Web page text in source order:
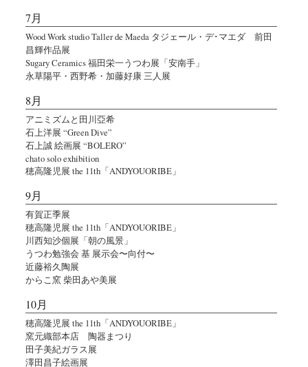
7月
Wood Work studio Taller de Maeda タジェール・デ･マエダ 前田
昌輝作品展
Sugary Ceramics 福田栄一うつわ展「安南手」
永草陽平・西野希・加藤好康 三人展
8月
アニミズムと田川亞希
石上洋展 “Green Dive”
石上誠 絵画展 “BOLERO”
chato solo exhibition
穂高隆児展 the 11th「ANDYOUORIBE」
9月
有賀正季展
穂高隆児展 the 11th「ANDYOUORIBE」
川西知沙個展「朝の風景」
うつわ勉強会 基 展示会〜向付〜
近藤裕久陶展
からこ窯 柴田あや美展
10月
穂高隆児展 the 11th「ANDYOUORIBE」
窯元織部本店 陶器まつり
田子美紀ガラス展
澤田昌子絵画展